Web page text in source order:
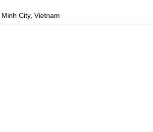
City, Vietnam